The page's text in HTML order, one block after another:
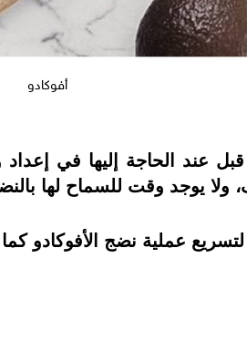
أفوكادو
ولا يوجد وقت للسماح لها